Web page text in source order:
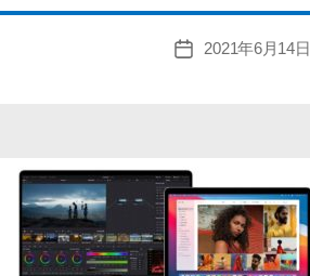
投
2021年6月14日